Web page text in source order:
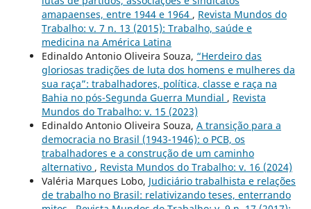
amapaenses, entre 1944 e 1964 , Revista Mundos do
Trabalho: v. 7 n. 13 (2015): Trabalho, saúde e
medicina na América Latina
Edinaldo Antonio Oliveira Souza, “Herdeiro das
gloriosas tradições de luta dos homens e mulheres da
sua raça”: trabalhadores, política, classe e raça na
Bahia no pós-Segunda Guerra Mundial , Revista
Mundos do Trabalho: v. 15 (2023)
Edinaldo Antonio Oliveira Souza, A transição para a
democracia no Brasil (1943-1946): o PCB, os
trabalhadores e a construção de um caminho
alternativo , Revista Mundos do Trabalho: v. 16 (2024)
Valéria Marques Lobo, Judiciário trabalhista e relações
de trabalho no Brasil: relativizando teses, enterrando